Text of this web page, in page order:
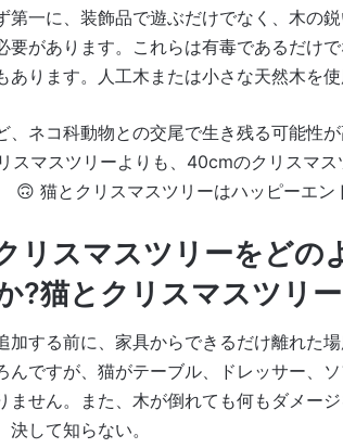
第一に、装飾品で遊ぶだけでなく、木の
要があります。これらは有毒であるだけ
あります。人工木または小さな天然木を使
、ネコ科動物との交尾で生き残る可能性
スマスツリーよりも、40cmのクリスマ
🙃 猫とクリスマスツリーはハッピーエン
リスマスツリーをどの
?猫とクリスマスツリー
加する前に、家具からできるだけ離れた
んですが、猫がテーブル、ドレッサー、
ません。また、木が倒れても何もダメー
決して知らない。